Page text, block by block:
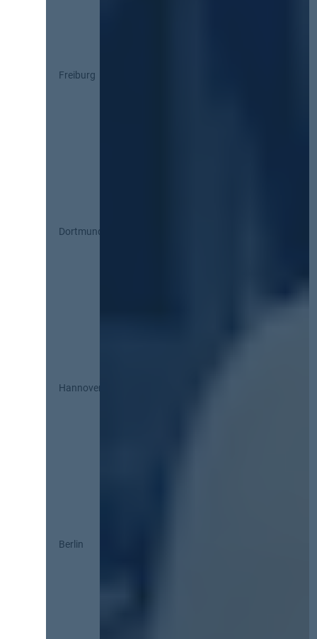
Freiburg
Dortmund
Hannover
Berlin